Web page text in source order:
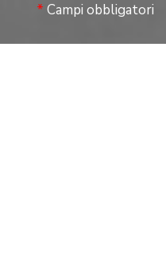
* Campi obbligatori